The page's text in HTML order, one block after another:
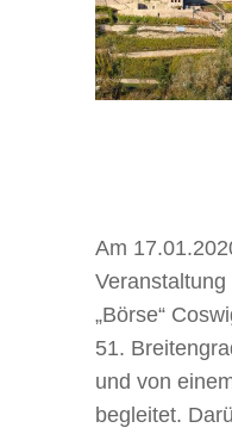
Am
„Börse“
51.
und von
begleitet.